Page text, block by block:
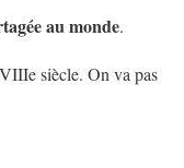
au monde.
siècle. On va pas